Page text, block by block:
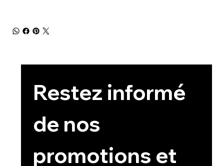
Restez informé
de nos
promotions et